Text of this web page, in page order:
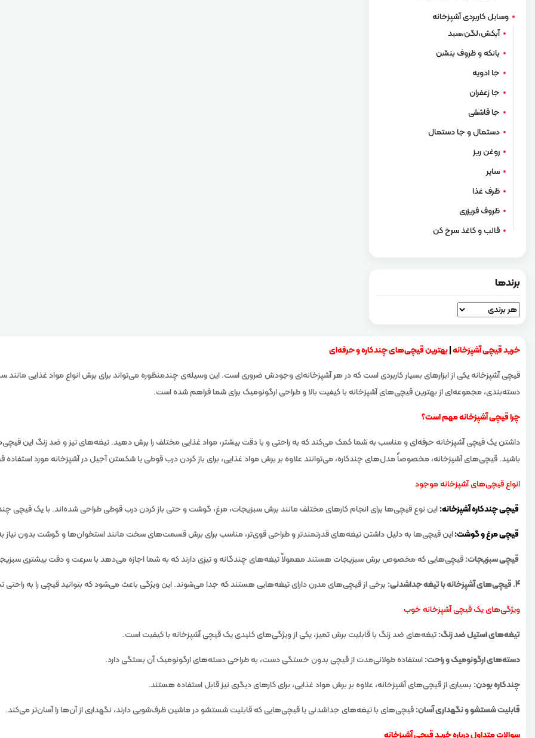
وسایل کاربردی آشپزخانه
آبکش،لگن،سبد
بانکه و ظروف بنشن
جا ادویه
جا زعفران
جا قاشقی
دستمال و جا دستمال
روغن ریز
سایر
ظرف غذا
ظروف فریزری
قالب و کاغذ سرخ کن
برندها
خرید قیچی آشپزخانه بهترین قیچی‌های چندکاره و حرفه‌ای
قیچی آشپزخانه یکی از ابزارهای بسیار کاربردی است که در هر آشپزخانه‌ای وجودش ضروری است. این وسیله‌ی چندمنظوره می‌تواند برای برش انواع مواد غذایی
دسته‌بندی، مجموعه‌ای از بهترین قیچی‌های آشپزخانه با کیفیت بالا و طراحی ارگونومیک برای شما فراهم شده است.
چرا قیچی آشپزخانه مهم است؟
داشتن یک قیچی آشپزخانه حرفه‌ای و مناسب به شما کمک می‌کند که به راحتی و با دقت بیشتر، مواد غذایی مختلف را برش دهید. تیغه‌های تیز و ضد زنگ این
باشید. قیچی‌های آشپزخانه، مخصوصاً مدل‌های چندکاره، می‌توانند علاوه بر برش مواد غذایی، برای باز کردن درب قوطی یا شکستن آجیل در آشپزخانه مورد استفاده
انواع قیچی‌های آشپزخانه موجود
قیچی چندکاره آشپزخانه:این نوع قیچی‌ها برای انجام کارهای مختلف مانند برش سبزیجات، مرغ، گوشت و حتی باز کردن درب قوطی طراحی شده‌اند. با یک قیچی
قیچی مرغ و گوشت:این قیچی‌ها به دلیل داشتن تیغه‌های قدرتمندتر و طراحی قوی‌تر، مناسب برای برش قسمت‌های سخت مانند استخوان‌ها و گوشت‌ بدون
قیچی سبزیجات:قیچی‌هایی که مخصوص برش سبزیجات هستند معمولاً تیغه‌های چندگانه و تیزی دارند که به شما اجازه می‌دهد با سرعت و دقت بیشتری سبزیجات
4. قیچی‌های آشپزخانه با تیغه جداشدنی:
برخی از قیچی‌های مدرن دارای تیغه‌هایی هستند که جدا می‌شوند. این ویژگی باعث می‌شود که بتوانید قیچی را به راحتی
ویژگی‌های یک قیچی آشپزخانه خوب
تیغه‌های استیل ضد زنگ:تیغه‌های ضد زنگ با قابلیت برش تمیز، یکی از ویژگی‌های کلیدی یک قیچی آشپزخانه با کیفیت است.
دسته‌های ارگونومیک و راحت:استفاده طولانی‌مدت از قیچی بدون خستگی دست، به طراحی دسته‌های ارگونومیک آن بستگی دارد.
چندکاره بودن: بسیاری از قیچی‌های آشپزخانه، علاوه بر برش مواد غذایی، برای کارهای دیگری نیز قابل استفاده هستند.
قابلیت شستشو و نگهداری آسان:قیچی‌های با تیغه‌های جداشدنی یا قیچی‌هایی که قابلیت شستشو در ماشین ظرف‌شویی دارند، نگهداری از آن‌ها را آسان‌تر می‌کند.
سوالات متداول درباره خرید قیچی آشپزخانه